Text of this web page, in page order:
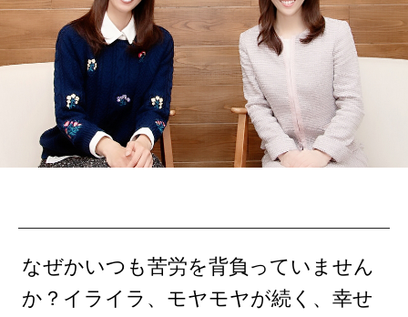
なぜかいつも苦労を背負っていません
か？イライラ、モヤモヤが続く、幸せ